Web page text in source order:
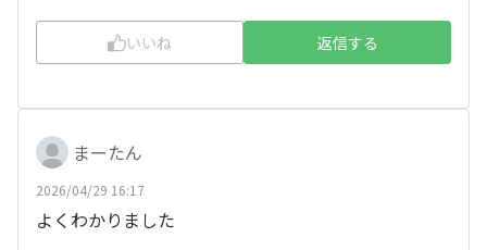
いいね 返信する
まーたん
2026/04/29 16:17
よくわかりました